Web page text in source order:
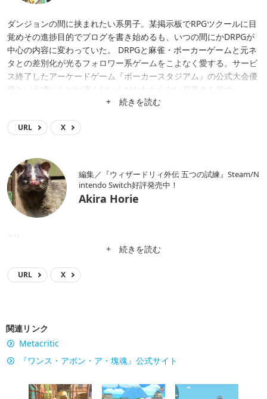
ダンジョンの間に挟まれたい系男子。某掲示板でRPGツクールに目
覚めその進捗目的でブログを書き始めるも、いつの間にかDRPGが
中心の内容に変わっていた。 DRPGと麻雀・ポーカーゲームと元ネ
タとの差別化が光るフォロワー系ゲームをこよなく愛する。サービ
ス終了したアーケードゲーム『ポーカースタジアム』の公式大会優
勝という凄いんだか凄くないんだかわからない肩書きも持つ。
+ 続きを読む
URL X
編集／『ウィザードリィ外伝 五つの試練』Steam/N
intendo Switch好評発売中！
Akira Horie
n/a
+ 続きを読む
URL X
関連リンク
Metacritic
『ワンス・アポン・ア・塊魂』公式サイト